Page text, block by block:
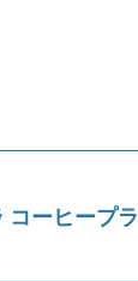
ーヒープラ